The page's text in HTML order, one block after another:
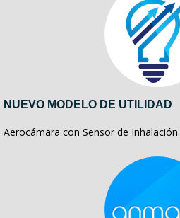
NUEVO MODELO DE UTILIDAD
Aerocámara con Sensor de Inhalación.